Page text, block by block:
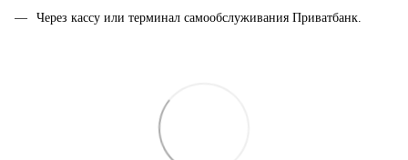
Через кассу или терминал самообслуживания Приватбанк.